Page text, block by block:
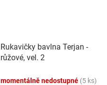
Rukavičky bavlna Terjan -
růžové, vel. 2
momentálně nedostupné (5 ks)